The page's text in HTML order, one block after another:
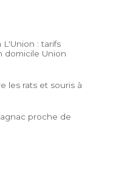
: tarifs
domicile Union
les rats et souris à
proche de